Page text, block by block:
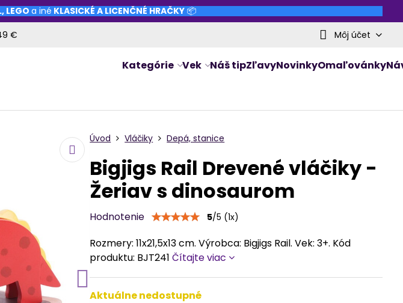
, LEGO a iné KLASICKÉ A LICENČNÉ HRAČKY📦
€ Môj účet
Kategórie Vek Náš tipZľavyNovinkyOmaľovánky
Úvod Vláčiky Depá, stanice
Bigjigs Rail Drevené vláčiky -
Žeriav s dinosaurom
Hodnotenie 5/5 (1x)
Rozmery: 11x21,5x13 cm. Výrobca: Bigjigs Rail. Vek: 3+. Kód
produktu: BJT241Čítajte viac
Aktuálne nedostupné